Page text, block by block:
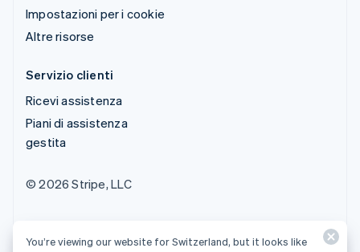
Impostazioni per i cookie
Altre risorse
Servizio clienti
Ricevi assistenza
Piani di assistenza
gestita
© 2026 Stripe, LLC
You’re viewing our website for Switzerland, but it looks like